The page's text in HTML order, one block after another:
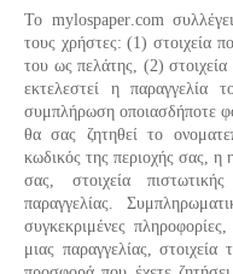
Το mylospaper.com
τους χρήστες: (1) στοιχεία
του ως πελάτης, (2)
εκτελεστεί η παραγγελία
συμπλήρωση οποιασδήποτε
θα σας ζητηθεί το
κωδικός της περιοχής σας, η
σας, στοιχεία
παραγγελίας.
συγκεκριμένες
μιας παραγγελίας,